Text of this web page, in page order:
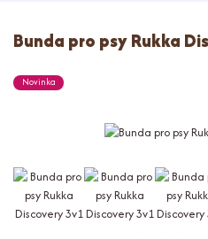
Bunda pro psy Rukka
Novinka